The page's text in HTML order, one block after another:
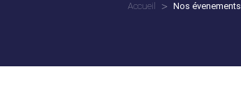
Accueil Nos évenements